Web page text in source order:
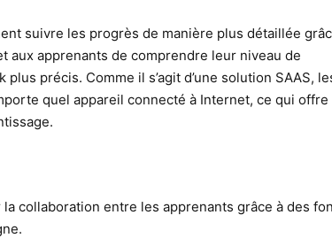
suivre les progrès de manière plus détaillée
aux apprenants de comprendre leur niveau de
précis. Comme il s’agit d’une solution SAAS,
quel appareil connecté à Internet, ce qui offre
collaboration entre les apprenants grâce à des